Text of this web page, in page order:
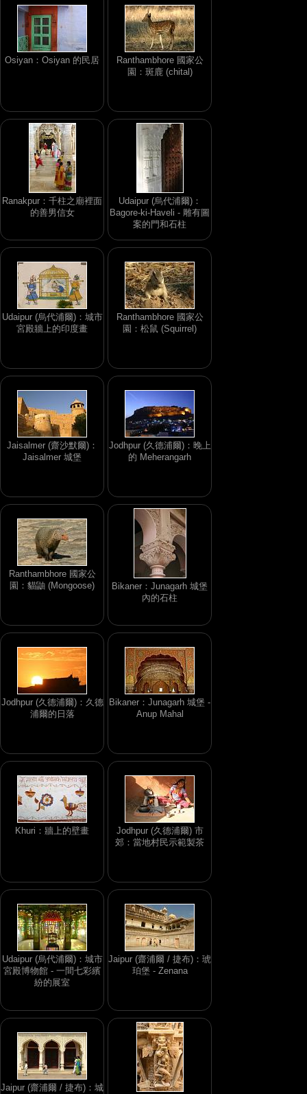
Osiyan：Osiyan 的民居
Ranthambhore 國家公
園：斑鹿 (chital)
Ranakpur：千柱之廟裡面
的善男信女
Udaipur (烏代浦爾)：
Bagore-ki-Haveli - 雕有圖
案的門和石柱
Udaipur (烏代浦爾)：城市
宮殿牆上的印度畫
Ranthambhore 國家公
園：松鼠 (Squirrel)
Jaisalmer (齋沙默爾)：
Jaisalmer 城堡
Jodhpur (久德浦爾)：晚上
的 Meherangarh
Ranthambhore 國家公
園：貓鼬 (Mongoose)
Bikaner：Junagarh 城堡
內的石柱
Jodhpur (久德浦爾)：久德
浦爾的日落
Bikaner：Junagarh 城堡 -
Anup Mahal
Khuri：牆上的壁畫
Jodhpur (久德浦爾) 市
郊：當地村民示範製茶
Udaipur (烏代浦爾)：城市
宮殿博物館 - 一間七彩繽
紛的展室
Jaipur (齋浦爾 / 捷布)：琥
珀堡 - Zenana
Jaipur (齋浦爾 / 捷布)：城